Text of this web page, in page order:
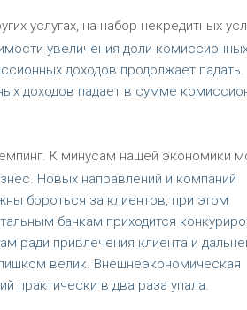
услугах, на набор некредитных
увеличения доли
доходов продолжает падать.
доходов падает в сумме
К минусам нашей экономики
Новых направлений и компаний
бороться за клиентов, при этом
банкам приходится
ради привлечения клиента и
велик. Внешнеэкономическая
практически в два раза упала.